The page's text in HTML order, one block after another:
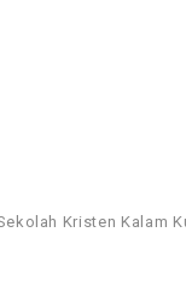
Kristen Kalam